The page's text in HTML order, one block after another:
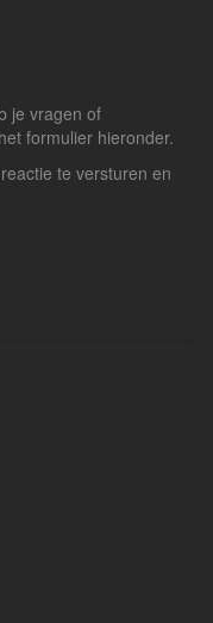
je vragen of
formulier hieronder.
te versturen en